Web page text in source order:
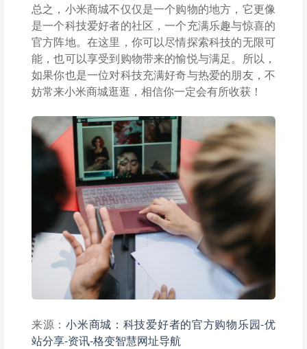
总之，小米商城不仅仅是一个购物的地方，它更像
是一个科技爱好者的社区，一个充满乐趣与惊喜的
官方阵地。在这里，你可以尽情探索科技的无限可
能，也可以享受到购物带来的愉悦与满足。所以，
如果你也是一位对科技充满好奇与热爱的朋友，不
妨常来小米商城逛逛，相信你一定会有所收获！
来源：小米商城：科技爱好者的官方购物乐园-优
站分享-资讯-格变智慧网址导航